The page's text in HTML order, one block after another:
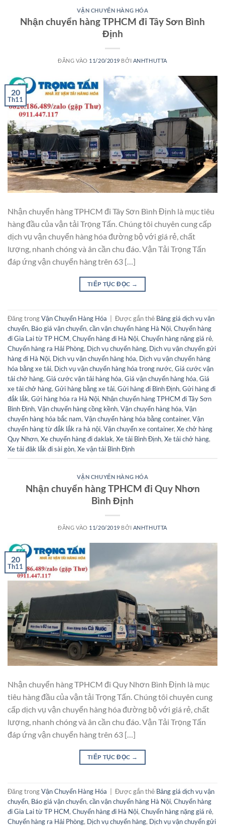
VẬN CHUYỂN HÀNG HÓA
Nhận chuyển hàng TPHCM đi Tây Sơn Bình
Định
ĐĂNG VÀO 11/20/2019 BỞI ANHTHUTTA
20
Th11
Nhận chuyển hàng TPHCM đi Tây Sơn Bình Định là mục tiêu
hàng đầu của vận tải Trọng Tấn. Chúng tôi chuyên cung cấp
dịch vụ vận chuyển hàng hóa đường bộ với giá rẻ, chất
lượng, nhanh chóng và ân cần chu đáo. Vận Tải Trọng Tấn
đáp ứng vận chuyển hàng trên 63 […]
TIẾP TỤC ĐỌC →
Đăng trongVận Chuyển Hàng Hóa Được gắn thẻ Bảng giá dịch vụ vận
chuyển, Báo giá vận chuyển, cần vận chuyển hàng Hà Nội, Chuyển hàng
đi Gia Lai từ TP HCM, Chuyển hàng đi Hà Nội, Chuyển hàng nặng giá rẻ,
Chuyển hàng ra Hải Phòng, Dịch vụ chuyển hàng, Dịch vụ vận chuyển gửi
hàng đi Hà Nội, Dịch vụ vận chuyển hàng hóa, Dịch vụ vận chuyển hàng
hóa bằng xe tải, Dịch vụ vận chuyển hàng hóa trong nước, Giá cước vận
tải chở hàng, Giá cước vận tải hàng hóa, Giá vận chuyển hàng hóa, Giá
xe tải chở hàng, Gửi hàng bằng xe tải, Gửi hàng đi Bình Định, Gửi hàng đi
đắk lắk, Gửi hàng hóa ra Hà Nội, Nhận chuyển hàng TPHCM đi Tây Sơn
Bình Định, Vận chuyển hàng cồng kềnh, Vận chuyển hàng hóa, Vận
chuyển hàng hóa bắc nam, Vận chuyển hàng hóa bằng container, Vận
chuyển hàng từ đắk lắk ra hà nội, Vận chuyển xe container, Xe chở hàng
Quy Nhơn, Xe chuyển hàng đi daklak, Xe tải Bình Định, Xe tải chở hàng,
Xe tải đăk lắk đi sài gòn, Xe vận tải Bình Định
VẬN CHUYỂN HÀNG HÓA
Nhận chuyển hàng TPHCM đi Quy Nhơn
Bình Định
ĐĂNG VÀO 11/20/2019 BỞI ANHTHUTTA
20
Th11
Nhận chuyển hàng TPHCM đi Quy Nhơn Bình Định là mục
tiêu hàng đầu của vận tải Trọng Tấn. Chúng tôi chuyên cung
cấp dịch vụ vận chuyển hàng hóa đường bộ với giá rẻ, chất
lượng, nhanh chóng và ân cần chu đáo. Vận Tải Trọng Tấn
đáp ứng vận chuyển hàng trên 63 […]
TIẾP TỤC ĐỌC →
Đăng trongVận Chuyển Hàng Hóa Được gắn thẻ Bảng giá dịch vụ vận
chuyển, Báo giá vận chuyển, cần vận chuyển hàng Hà Nội, Chuyển hàng
đi Gia Lai từ TP HCM, Chuyển hàng đi Hà Nội, Chuyển hàng nặng giá rẻ,
Chuyển hàng ra Hải Phòng, Dịch vụ chuyển hàng, Dịch vụ vận chuyển gửi